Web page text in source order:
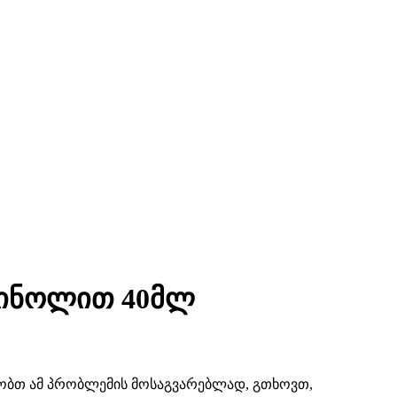
40მლ
ამ პრობლემის მოსაგვარებლად, გთხოვთ,